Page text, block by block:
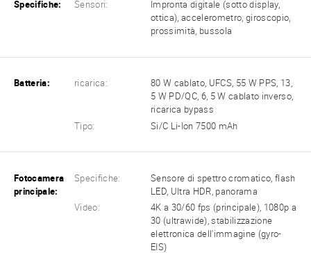
Specifiche: Sensori:
Impronta digitale (sotto display,
ottica), accelerometro, giroscopio,
prossimità, bussola
Batteria: ricarica:
80 W cablato, UFCS, 55 W PPS, 13,
5 W PD/QC, 6, 5 W cablato inverso,
ricarica bypass
Tipo:
Si/C Li-Ion 7500 mAh
Fotocamera
principale:
Specifiche:
Sensore di spettro cromatico, flash
LED, Ultra HDR, panorama
Video:
4K a 30/60 fps (principale), 1080p a
30 (ultrawide), stabilizzazione
elettronica dell'immagine (gyro-
EIS)